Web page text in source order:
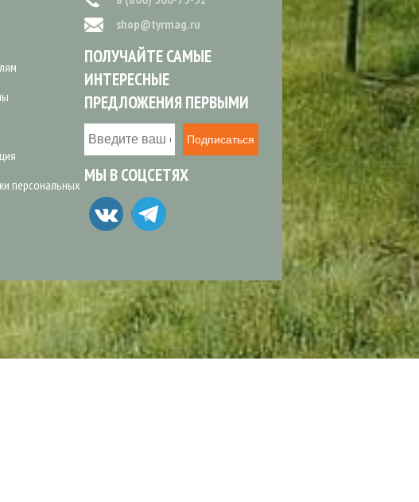
персональных
shop@tyrmag.ru
ПОЛУЧАЙТЕ САМЫЕ
ИНТЕРЕСНЫЕ
ПРЕДЛОЖЕНИЯ ПЕРВЫМИ
Подписаться
МЫ В СОЦСЕТЯХ